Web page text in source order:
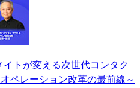
イトが変える次世代コンタク
ペレーション改革の最前線～